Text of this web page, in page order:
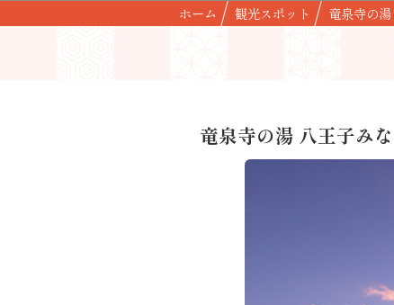
ホーム 観光スポット 竜泉寺の
竜泉寺の湯 八王子み